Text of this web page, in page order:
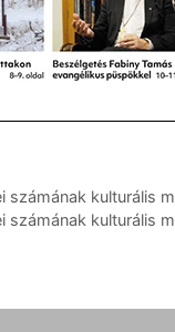
számának kulturális
számának kulturális